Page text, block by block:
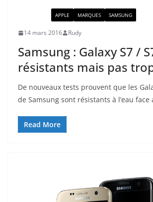
APPLE MARQUES SAMSUNG
14 mars 2016 Rudy
Samsung : Galaxy S7 /
résistants mais pas
De nouveaux tests prouvent que les
de Samsung sont résistants à l’eau face
Read More